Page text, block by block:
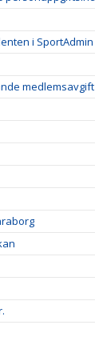
i SportAdmin
medlemsavgift